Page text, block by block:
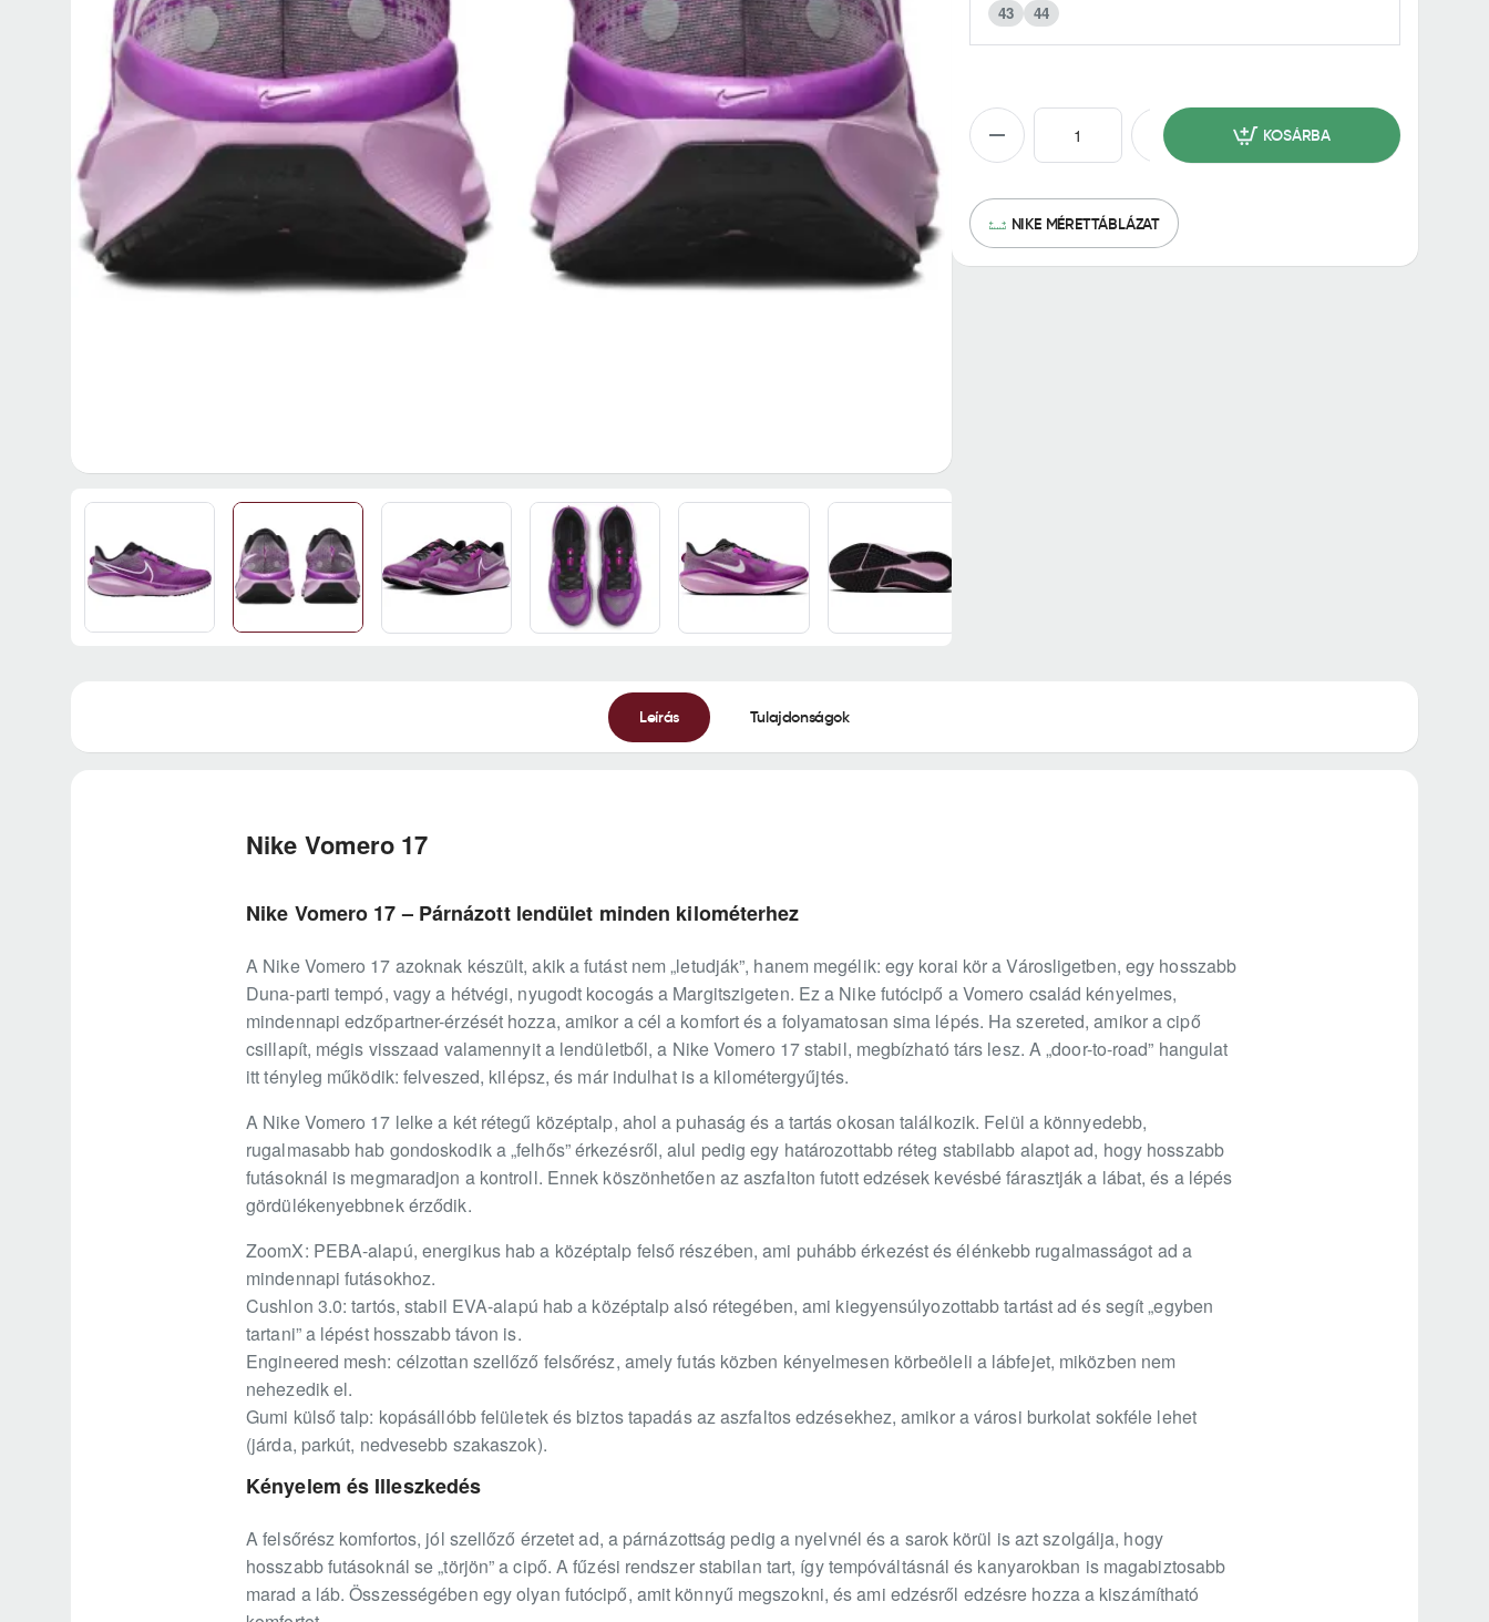
43 44
KOSÁRBA
NIKE MÉRETTÁBLÁZAT
Leírás Tulajdonságok
Nike Vomero 17
Nike Vomero 17 – Párnázott lendület minden kilométerhez
A Nike Vomero 17 azoknak készült, akik a futást nem „letudják”, hanem megélik: egy korai kör a Városligetben, egy hosszabb
Duna-parti tempó, vagy a hétvégi, nyugodt kocogás a Margitszigeten. Ez a Nike futócipő a Vomero család kényelmes,
mindennapi edzőpartner-érzését hozza, amikor a cél a komfort és a folyamatosan sima lépés. Ha szereted, amikor a cipő
csillapít, mégis visszaad valamennyit a lendületből, a Nike Vomero 17 stabil, megbízható társ lesz. A „door-to-road” hangulat
itt tényleg működik: felveszed, kilépsz, és már indulhat is a kilométergyűjtés.
A Nike Vomero 17 lelke a két rétegű középtalp, ahol a puhaság és a tartás okosan találkozik. Felül a könnyedebb,
rugalmasabb hab gondoskodik a „felhős” érkezésről, alul pedig egy határozottabb réteg stabilabb alapot ad, hogy hosszabb
futásoknál is megmaradjon a kontroll. Ennek köszönhetően az aszfalton futott edzések kevésbé fárasztják a lábat, és a lépés
gördülékenyebbnek érződik.
ZoomX: PEBA-alapú, energikus hab a középtalp felső részében, ami puhább érkezést és élénkebb rugalmasságot ad a
mindennapi futásokhoz.
Cushlon 3.0: tartós, stabil EVA-alapú hab a középtalp alsó rétegében, ami kiegyensúlyozottabb tartást ad és segít „egyben
tartani” a lépést hosszabb távon is.
Engineered mesh: célzottan szellőző felsőrész, amely futás közben kényelmesen körbeöleli a lábfejet, miközben nem
nehezedik el.
Gumi külső talp: kopásállóbb felületek és biztos tapadás az aszfaltos edzésekhez, amikor a városi burkolat sokféle lehet
(járda, parkút, nedvesebb szakaszok).
Kényelem és Illeszkedés
A felsőrész komfortos, jól szellőző érzetet ad, a párnázottság pedig a nyelvnél és a sarok körül is azt szolgálja, hogy
hosszabb futásoknál se „törjön” a cipő. A fűzési rendszer stabilan tart, így tempóváltásnál és kanyarokban is magabiztosabb
marad a láb. Összességében egy olyan futócipő, amit könnyű megszokni, és ami edzésről edzésre hozza a kiszámítható